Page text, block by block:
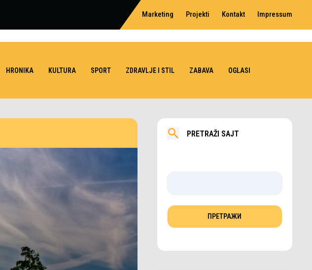
Marketing Projekti Kontakt Impressum
HRONIKA KULTURA SPORT ZDRAVLJE I STIL ZABAVA OGLASI
PRETRAŽI SAJT